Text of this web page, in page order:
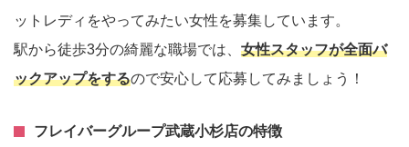
ットレディをやってみたい女性を募集しています。
駅から徒歩3分の綺麗な職場では、 女性スタッフが全面バ
ックアップをするので安心して応募してみましょう！
フレイバーグループ武蔵小杉店の特徴